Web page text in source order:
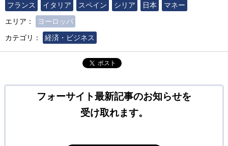
フランス
イタリア スペイン シリア 日本
マネー
エリア：
ヨーロッパ
カテゴリ：
経済・ビジネス
ポスト
フォーサイト最新記事のお知らせを
受け取れます。